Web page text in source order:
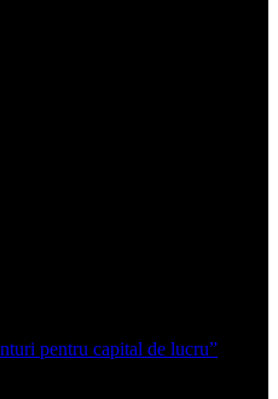
pentru capital de lucru”